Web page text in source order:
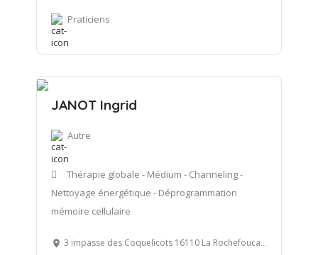
Praticiens
JANOT Ingrid
Autre
Thérapie globale - Médium - Channeling -
Nettoyage énergétique - Déprogrammation
mémoire cellulaire
3 impasse des Coquelicots 16110 La Rochefoucauld en Angoumois